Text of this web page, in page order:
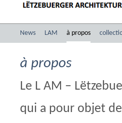
News LAM à propos
à propos
Le L AM –
qui a pour objet